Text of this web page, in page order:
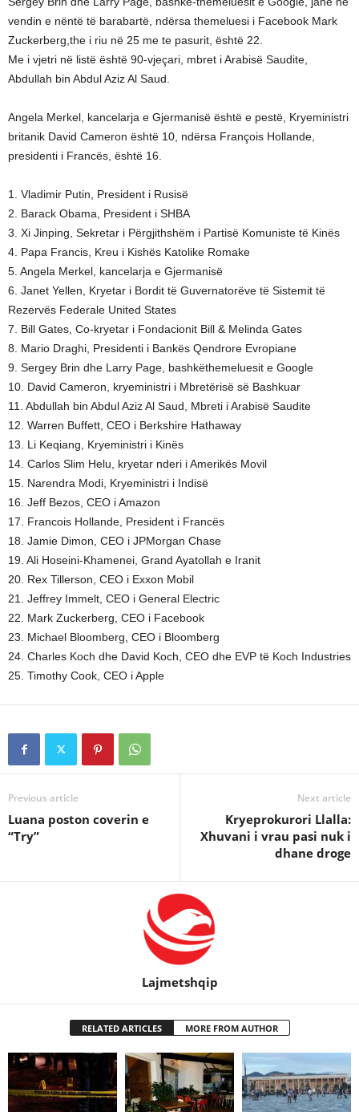
vendin e nëntë të barabartë, ndërsa themeluesi i Facebook Mark
Zuckerberg,the i riu në 25 me te pasurit, është 22.
Me i vjetri në listë është 90-vjeçari, mbret i Arabisë Saudite,
Abdullah bin Abdul Aziz Al Saud.
Angela Merkel, kancelarja e Gjermanisë është e pestë, Kryeministri
britanik David Cameron është 10, ndërsa François Hollande,
presidenti i Francës, është 16.
1. Vladimir Putin, President i Rusisë
2. Barack Obama, President i SHBA
3. Xi Jinping, Sekretar i Përgjithshëm i Partisë Komuniste të Kinës
4. Papa Francis, Kreu i Kishës Katolike Romake
5. Angela Merkel, kancelarja e Gjermanisë
6. Janet Yellen, Kryetar i Bordit të Guvernatorëve të Sistemit të
Rezervës Federale United States
7. Bill Gates, Co-kryetar i Fondacionit Bill & Melinda Gates
8. Mario Draghi, Presidenti i Bankës Qendrore Evropiane
9. Sergey Brin dhe Larry Page, bashkëthemeluesit e Google
10. David Cameron, kryeministri i Mbretërisë së Bashkuar
11. Abdullah bin Abdul Aziz Al Saud, Mbreti i Arabisë Saudite
12. Warren Buffett, CEO i Berkshire Hathaway
13. Li Keqiang, Kryeministri i Kinës
14. Carlos Slim Helu, kryetar nderi i Amerikës Movil
15. Narendra Modi, Kryeministri i Indisë
16. Jeff Bezos, CEO i Amazon
17. Francois Hollande, President i Francës
18. Jamie Dimon, CEO i JPMorgan Chase
19. Ali Hoseini-Khamenei, Grand Ayatollah e Iranit
20. Rex Tillerson, CEO i Exxon Mobil
21. Jeffrey Immelt, CEO i General Electric
22. Mark Zuckerberg, CEO i Facebook
23. Michael Bloomberg, CEO i Bloomberg
24. Charles Koch dhe David Koch, CEO dhe EVP të Koch Industries
25. Timothy Cook, CEO i Apple
Previous article
Luana poston coverin e
“Try”
Next article
Kryeprokurori Llalla:
Xhuvani i vrau pasi nuk i
dhane droge
Lajmetshqip
RELATED ARTICLES MORE FROM AUTHOR